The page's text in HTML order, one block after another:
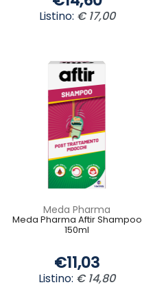
Listino: € 17,00
Meda Pharma
Meda Pharma Aftir Shampoo
150ml
€11,03
Listino: € 14,80